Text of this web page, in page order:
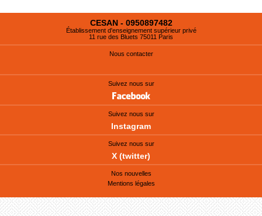
CESAN - 0950897482
Établissement d'enseignement supérieur privé
11 rue des Bluets 75011 Paris
Nous contacter
Suivez nous sur
Suivez nous sur
Instagram
Suivez nous sur
X (twitter)
Nos nouvelles
Mentions légales